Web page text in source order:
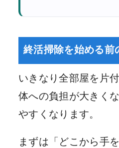
終活掃除を始める前
いきなり全部屋を片
体への負担が大きく
やすくなります。
まずは「どこから手